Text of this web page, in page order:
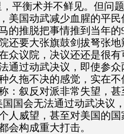
平衡术并不鲜见。但问
美国动武减少血腥的平
的推脱把事情推到当年的
还要大张旗鼓剑拔弩张
众议院，决议还还是很
通过动武决议，即使参
久拖不决的感觉，实在
：叙反对派非常失望，甚
国国会无法通过动武决议
人威望，甚至对美国的
会构成重大打击。